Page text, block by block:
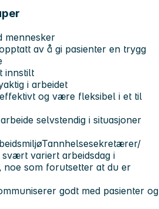
mennesker
av å gi pasienter en trygg
innstilt
i arbeidet
og være fleksibel i et til
selvstendig i situasjoner
variert arbeidsdag i
noe som forutsetter at du er
godt med pasienter og